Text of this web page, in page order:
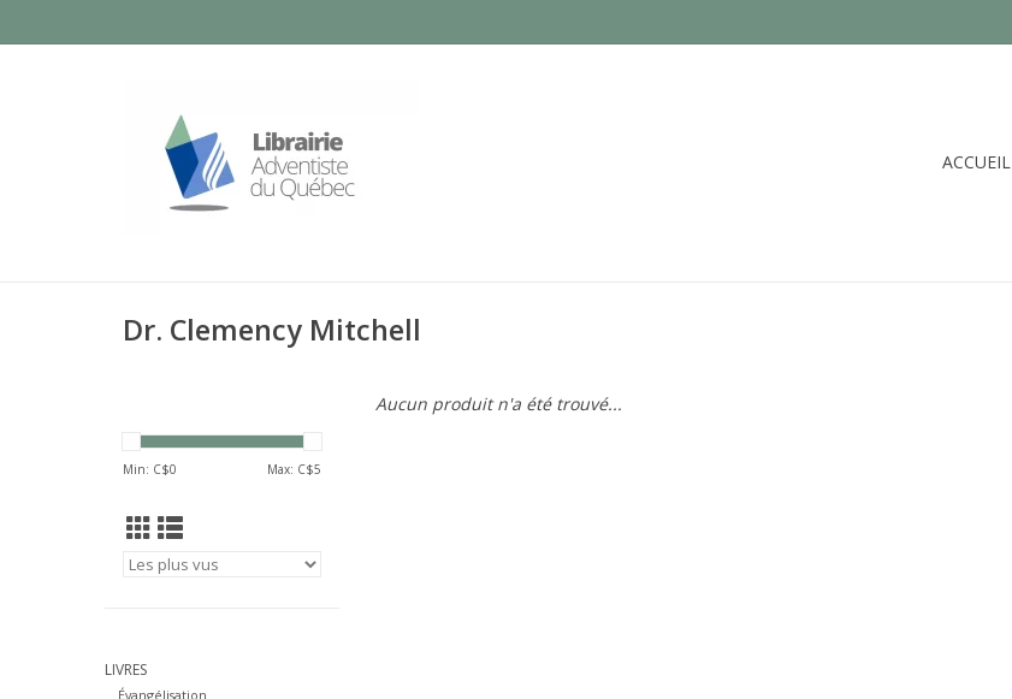
ACCUEIL
Dr. Clemency Mitchell
Min: C$0 Max: C$5
LIVRES
Évangélisation
Aucun produit n'a été trouvé...